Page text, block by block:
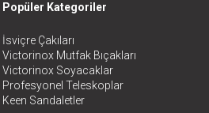
Popüler Kategoriler
İsviçre Çakıları
Victorinox Mutfak Bıçakları
Victorinox Soyacaklar
Profesyonel Teleskoplar
Keen Sandaletler